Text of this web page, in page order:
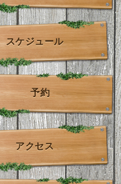
スケジュール
予約
アクセス